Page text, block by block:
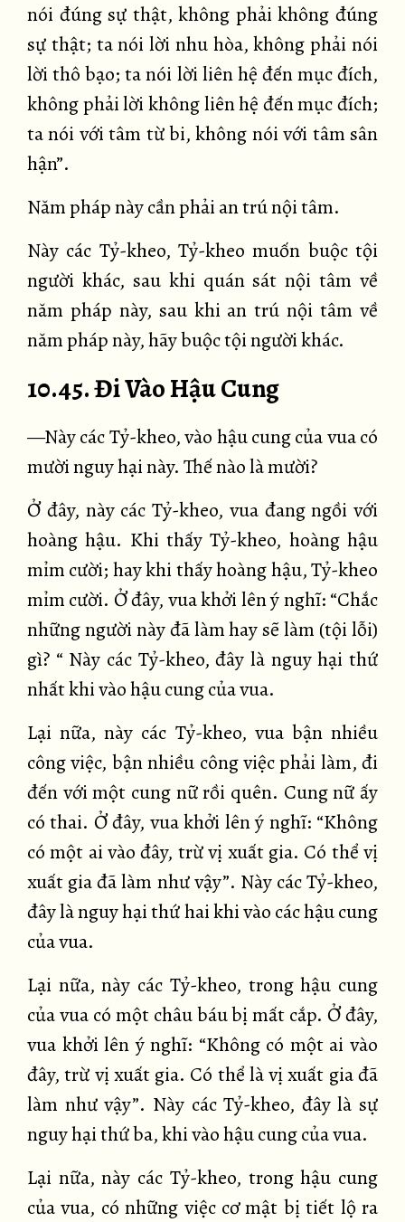
nói đúng sự thật, không phải không đúng
sự thật; ta nói lời nhu hòa, không phải nói
lời thô bạo; ta nói lời liên hệ đến mục đích,
không phải lời không liên hệ đến mục đích;
ta nói với tâm từ bi, không nói với tâm sân
hận”.
Năm pháp này cần phải an trú nội tâm.
Này các Tỷ-kheo, Tỷ-kheo muốn buộc tội
người khác, sau khi quán sát nội tâm về
năm pháp này, sau khi an trú nội tâm về
năm pháp này, hãy buộc tội người khác.
10.45. Đi Vào Hậu Cung
—Này các Tỷ-kheo, vào hậu cung của vua có
mười nguy hại này. Thế nào là mười?
Ở đây, này các Tỷ-kheo, vua đang ngồi với
hoàng hậu. Khi thấy Tỷ-kheo, hoàng hậu
mỉm cười; hay khi thấy hoàng hậu, Tỷ-kheo
mỉm cười. Ở đây, vua khởi lên ý nghĩ: “Chắc
những người này đã làm hay sẽ làm (tội lỗi)
gì? “ Này các Tỷ-kheo, đây là nguy hại thứ
nhất khi vào hậu cung của vua.
Lại nữa, này các Tỷ-kheo, vua bận nhiều
công việc, bận nhiều công việc phải làm, đi
đến với một cung nữ rồi quên. Cung nữ ấy
có thai. Ở đây, vua khởi lên ý nghĩ: “Không
có một ai vào đây, trừ vị xuất gia. Có thể vị
xuất gia đã làm như vậy”. Này các Tỷ-kheo,
đây là nguy hại thứ hai khi vào các hậu cung
của vua.
Lại nữa, này các Tỷ-kheo, trong hậu cung
của vua có một châu báu bị mất cắp. Ở đây,
vua khởi lên ý nghĩ: “Không có một ai vào
đây, trừ vị xuất gia. Có thể là vị xuất gia đã
làm như vậy”. Này các Tỷ-kheo, đây là sự
nguy hại thứ ba, khi vào hậu cung của vua.
Lại nữa, này các Tỷ-kheo, trong hậu cung
của vua, có những việc cơ mật bị tiết lộ ra